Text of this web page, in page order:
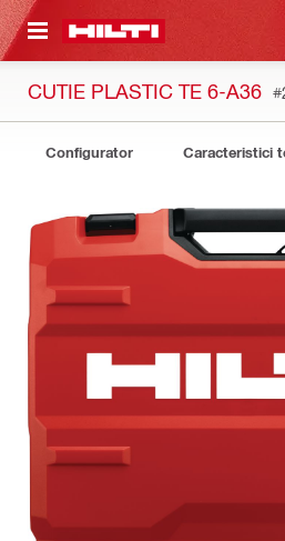
CONTENT
CUTIE PLASTIC TE 6-A36
Configurator Caracteristici